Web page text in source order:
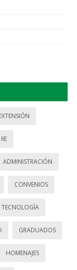
IIE
ADMINISTRACIÓN
CONVENIOS
TECNOLOGÍA
GRADUADOS
HOMENAJES